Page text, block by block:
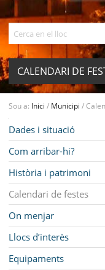
CALENDARI DE
MUNICIPI
SEU ELECTRÒNICA
BELL-LLOC
Sou a: Inici / Municipi /
Dades i situació
Com arribar-hi?
Història i patrimoni
Calendari de festes
On menjar
Llocs d’interès
Equipaments